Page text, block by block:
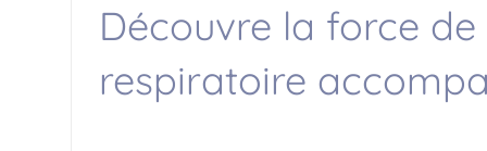
Découvre la force
respiratoire